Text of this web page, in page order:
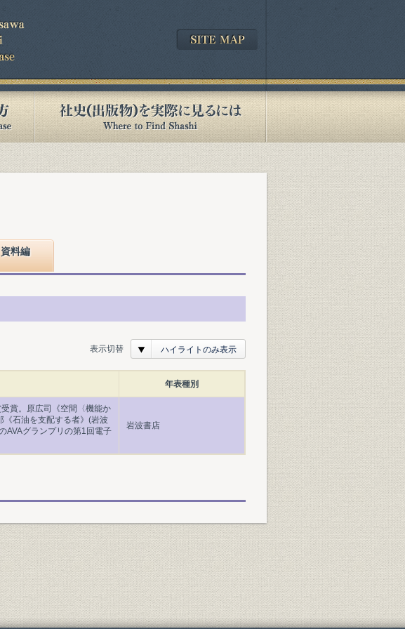
資料編
表示切替 ハイライトのみ表示
年表種別
賞。原広司《空間〈機能か
《石油を支配する者》(岩波
AVAグランプリの第1回電子
岩波書店